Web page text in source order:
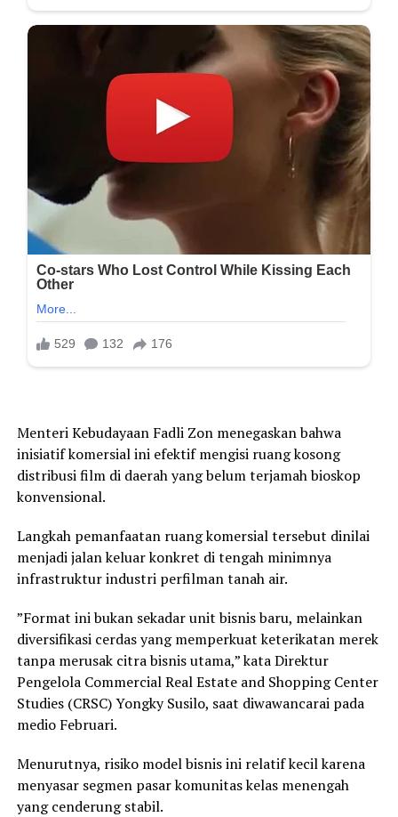
Menteri Kebudayaan Fadli Zon menegaskan bahwa
inisiatif komersial ini efektif mengisi ruang kosong
distribusi film di daerah yang belum terjamah bioskop
konvensional.
Langkah pemanfaatan ruang komersial tersebut dinilai
menjadi jalan keluar konkret di tengah minimnya
infrastruktur industri perfilman tanah air.
”Format ini bukan sekadar unit bisnis baru, melainkan
diversifikasi cerdas yang memperkuat keterikatan merek
tanpa merusak citra bisnis utama,” kata Direktur
Pengelola Commercial Real Estate and Shopping Center
Studies (CRSC) Yongky Susilo, saat diwawancarai pada
medio Februari.
Menurutnya, risiko model bisnis ini relatif kecil karena
menyasar segmen pasar komunitas kelas menengah
yang cenderung stabil.